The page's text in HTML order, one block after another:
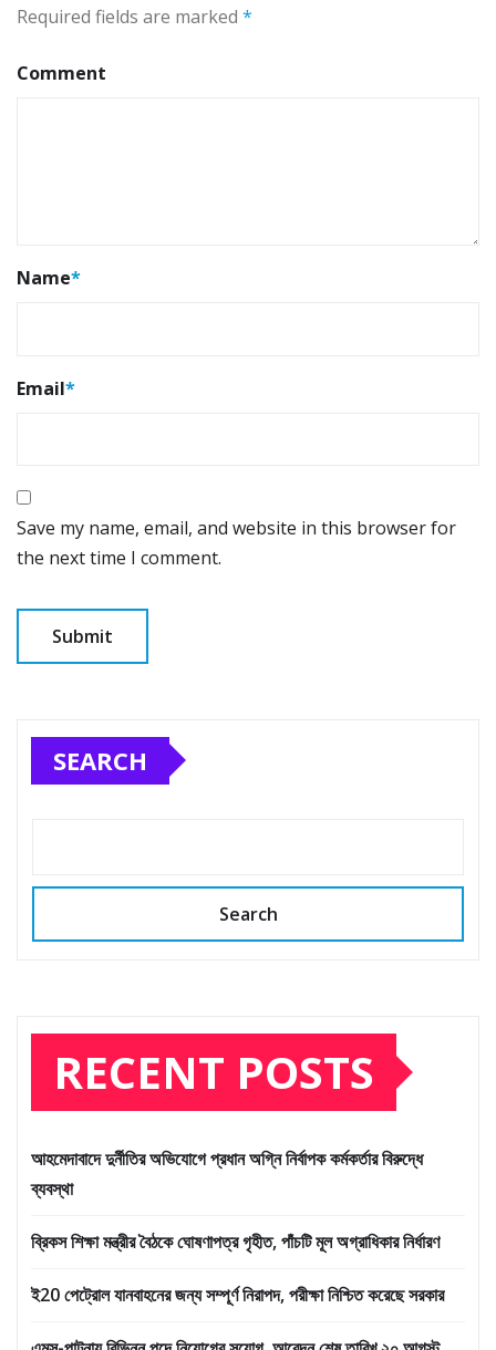
Required fields are marked *
Comment
Name*
Email*
Save my name, email, and website in this browser for
the next time I comment.
SEARCH
Search
RECENT POSTS
আহমেদাবাদে দুর্নীতির অভিযোগে প্রধান অগ্নি নির্বাপক কর্মকর্তার বিরুদ্ধে
ব্যবস্থা
ব্রিকস শিক্ষা মন্ত্রীর বৈঠকে ঘোষণাপত্র গৃহীত, পাঁচটি মূল অগ্রাধিকার নির্ধারণ
ই20 পেট্রোল যানবাহনের জন্য সম্পূর্ণ নিরাপদ, পরীক্ষা নিশ্চিত করেছে সরকার